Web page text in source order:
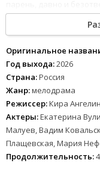
отчаянный выход:
хорошие деньги и
любви, а из
помощи. На стройке, в
жизни, между ними
дружеские, затем всё
о ней, и Аля, тронутая
сердце, благодарность
настоящую любовь.
Когда Аля узнаёт о
новой главы — семьи,
реальность
перспективой
Оригинальное
Год выхода:2026
Страна:Россия
Жанр:мелодрама
Режиссер:Кира
Актеры:Екатерина
Малуев, Вадим
Плащевская, Мария
Продолжительность: